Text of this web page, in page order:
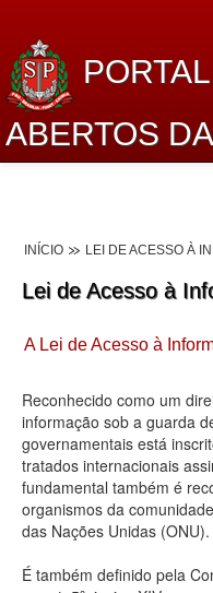
ABERTOS
Lei de Acesso à
Dados
Planejamento
Catálogo de dados
Processo Legislativo
Deputados Estaduais
Administração
INÍCIO LEI DE ACESSO À
Lei de Acesso à
A Lei de Acesso à
Reconhecido como um
informação sob a guarda
governamentais está
tratados internacionais
fundamental também é
organismos da
das Nações Unidas (ONU).
É também definido pela